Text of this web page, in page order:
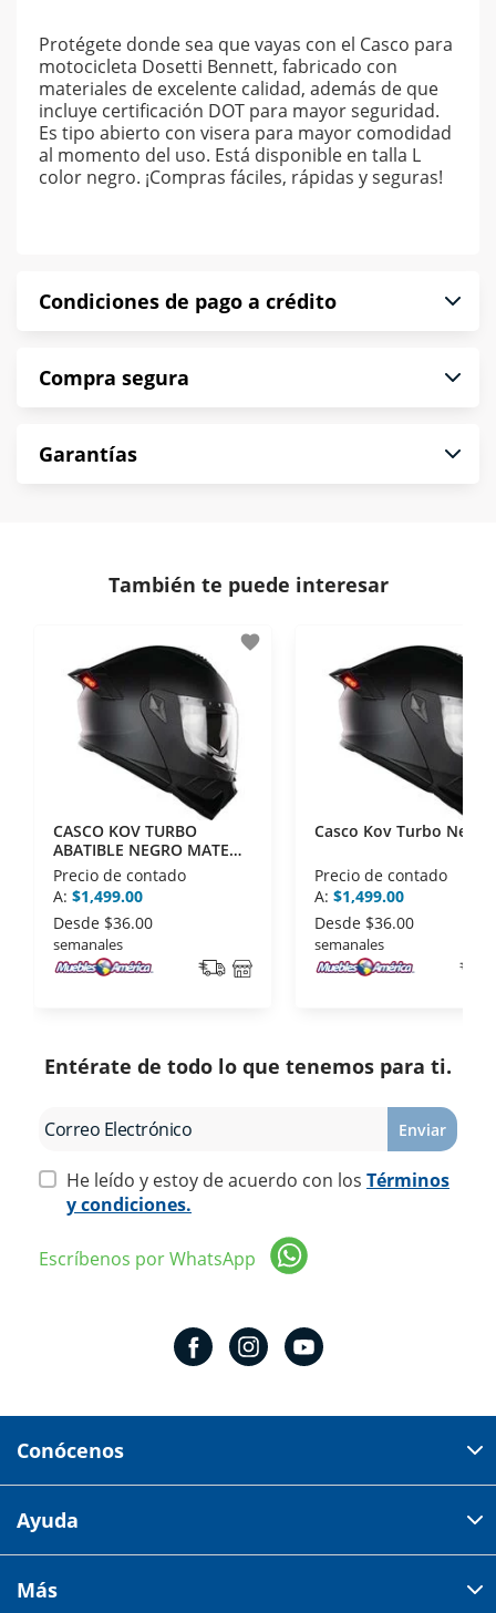
Protégete donde sea que vayas con el Casco para
motocicleta Dosetti Bennett, fabricado con
materiales de excelente calidad, además de que
incluye certificación DOT para mayor seguridad.
Es tipo abierto con visera para mayor comodidad
al momento del uso. Está disponible en talla L
color negro. ¡Compras fáciles, rápidas y seguras!
Condiciones de pago a crédito
puntualmente. Al finalizar tu compra generas el
*Sujeto a aprobación de crédito conforme a
norma de Muebles América.
Compra segura
compra es segura de principio a fin.
- Certificados de seguridad SSL y Encriptación 3D.
disposiciones legales y Códigos de Ética de la
Asociación Mexicana de Internet (AIMX).
- Nos encontramos en la lista de socios Activos de
la Asociación de Internet.MX.
Garantías
También te puede interesar
favorite
CASCO KOV TURBO
ABATIBLE NEGRO MATE
CON LUZ LED XL
Precio de contado
A: $1,499.00
Desde $36.00
semanales
Casco Kov Turbo Negro
Precio de contado
A: $1,499.00
Desde $36.00
semanales
Entérate de todo lo que tenemos para ti.
Enviar
He leído y estoy de acuerdo con los Términos
y condiciones.
Escríbenos por WhatsApp
Conócenos
Av 18 de marzo # 309. Colonia la Nogalera.
Tiendas
Ayuda
Más